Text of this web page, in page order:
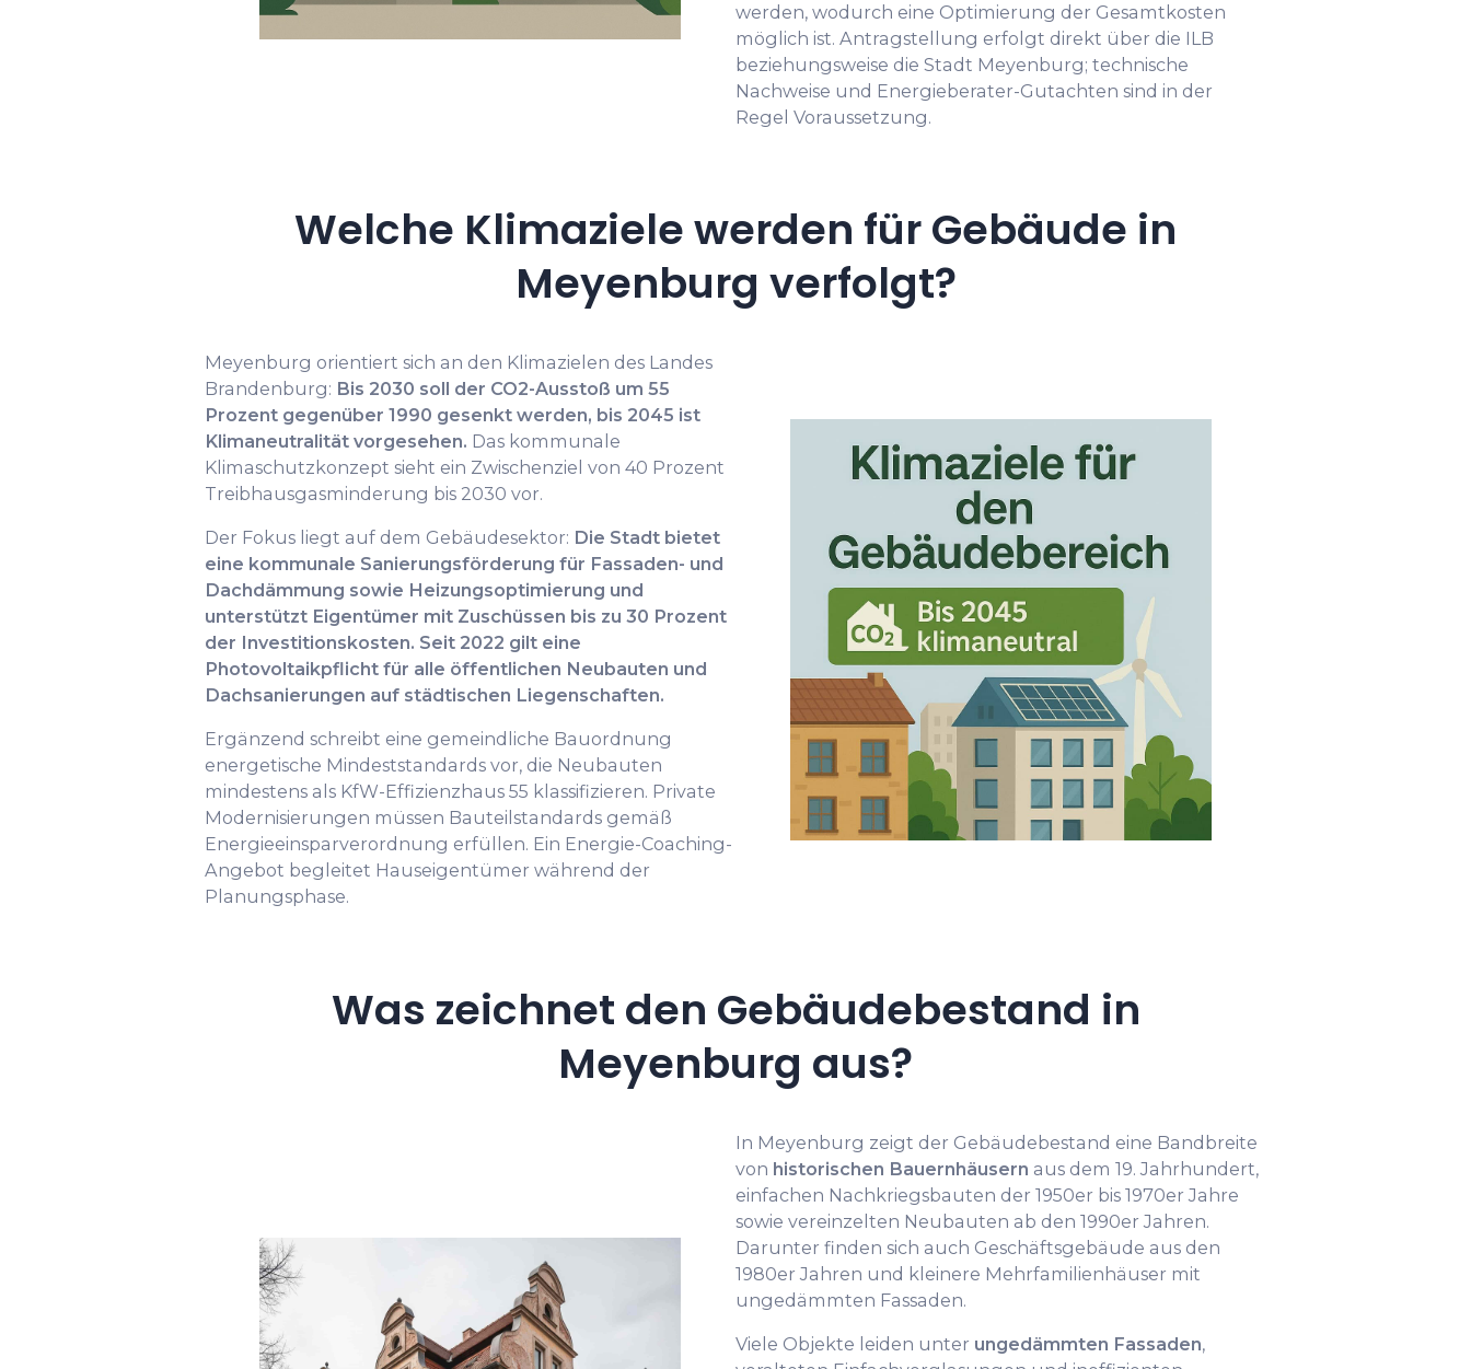
werden, wodurch eine Optimierung der Gesamtkosten
möglich ist. Antragstellung erfolgt direkt über die ILB
beziehungsweise die Stadt Meyenburg; technische
Nachweise und Energieberater-Gutachten sind in der
Regel Voraussetzung.
Welche Klimaziele werden für Gebäude in
Meyenburg verfolgt?
Meyenburg orientiert sich an den Klimazielen des Landes
Brandenburg: Bis 2030 soll der CO2-Ausstoß um 55
Prozent gegenüber 1990 gesenkt werden, bis 2045 ist
Klimaneutralität vorgesehen. Das kommunale
Klimaschutzkonzept sieht ein Zwischenziel von 40 Prozent
Treibhausgasminderung bis 2030 vor.
Der Fokus liegt auf dem Gebäudesektor: Die Stadt bietet
eine kommunale Sanierungsförderung für Fassaden- und
Dachdämmung sowie Heizungsoptimierung und
unterstützt Eigentümer mit Zuschüssen bis zu 30 Prozent
der Investitionskosten. Seit 2022 gilt eine
Photovoltaikpflicht für alle öffentlichen Neubauten und
Dachsanierungen auf städtischen Liegenschaften.
Ergänzend schreibt eine gemeindliche Bauordnung
energetische Mindeststandards vor, die Neubauten
mindestens als KfW-Effizienzhaus 55 klassifizieren. Private
Modernisierungen müssen Bauteilstandards gemäß
Energieeinsparverordnung erfüllen. Ein Energie-Coaching-
Angebot begleitet Hauseigentümer während der
Planungsphase.
Was zeichnet den Gebäudebestand in
Meyenburg aus?
In Meyenburg zeigt der Gebäudebestand eine Bandbreite
von historischen Bauernhäusern aus dem 19. Jahrhundert,
einfachen Nachkriegsbauten der 1950er bis 1970er Jahre
sowie vereinzelten Neubauten ab den 1990er Jahren.
Darunter finden sich auch Geschäftsgebäude aus den
1980er Jahren und kleinere Mehrfamilienhäuser mit
ungedämmten Fassaden.
Viele Objekte leiden unter ungedämmten Fassaden,